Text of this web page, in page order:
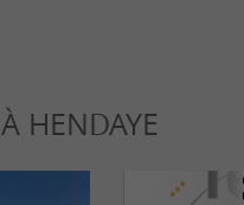
À HENDAYE